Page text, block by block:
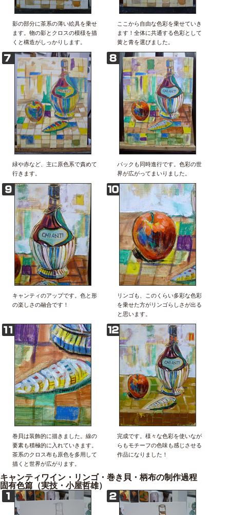
影の部分に茶系の薄い絵具を乗せ
ます。物の影とクロスの模様を描
くと構造がしっかりします。
ここから自由な色彩を乗せていき
ます！全体に共通する色彩として
黄と青を選びました。
緑や赤など、主に原色系で責めて
行きます。
バックも同時進行です。色彩の世
界が広がってまいりました。
キャンティのアップです。色と形
の楽しさの融合です！
リンゴも、このくらい多彩な色彩
を乗せた方がリンゴらしさが出る
と思います。
巻貝は装飾的に描きました。線の
要素も積極的に入れていきます。
茶系のクロス布も原色を多用して
描くと世界が広がります。
完成です。様々な色彩を使いなが
らもモチーフの色味も感じさせる
作品になりました！
キャンティワイン・リンゴ・巻き貝・柄布の制作過程
固有色篇（実技・小屋哲雄）